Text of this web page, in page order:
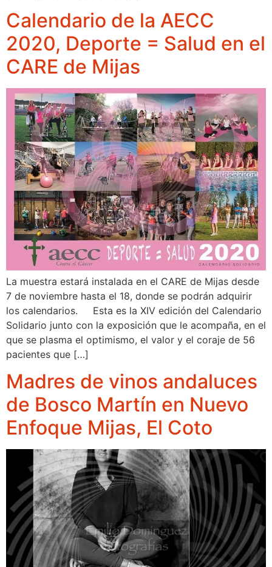
Calendario de la AECC
2020, Deporte = Salud en el
CARE de Mijas
La muestra estará instalada en el CARE de Mijas desde
7 de noviembre hasta el 18, donde se podrán adquirir
los calendarios. Esta es la XIV edición del Calendario
Solidario junto con la exposición que le acompaña, en el
que se plasma el optimismo, el valor y el coraje de 56
pacientes que […]
Madres de vinos andaluces
de Bosco Martín en Nuevo
Enfoque Mijas, El Coto